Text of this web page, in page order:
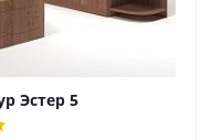
Эстер 5